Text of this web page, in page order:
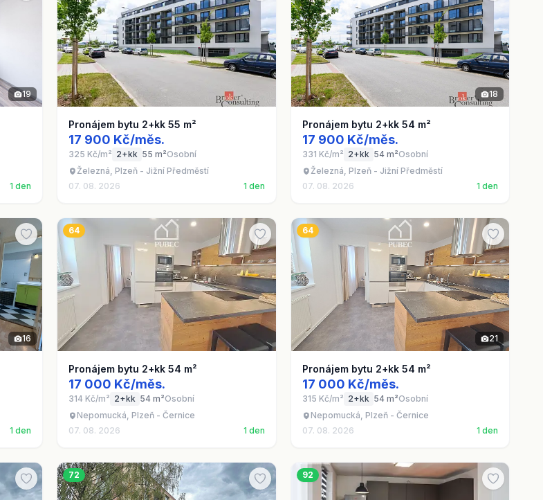
19
1 den
Pronájem bytu 2+kk 55 m²
17 900 Kč/měs.
325 Kč/m² 2+kk 55 m²Osobní
Železná, Plzeň - Jižní Předměstí
07. 08. 2026
1 den
18
Pronájem bytu 2+kk 54 m²
17 900 Kč/měs.
331 Kč/m² 2+kk 54 m²Osobní
Železná, Plzeň - Jižní Předměstí
07. 08. 2026
1 den
16
1 den
64
Pronájem bytu 2+kk 54 m²
17 000 Kč/měs.
314 Kč/m² 2+kk 54 m²Osobní
Nepomucká, Plzeň - Černice
07. 08. 2026
1 den
64
21
Pronájem bytu 2+kk 54 m²
17 000 Kč/měs.
315 Kč/m² 2+kk 54 m²Osobní
Nepomucká, Plzeň - Černice
07. 08. 2026
1 den
72 92